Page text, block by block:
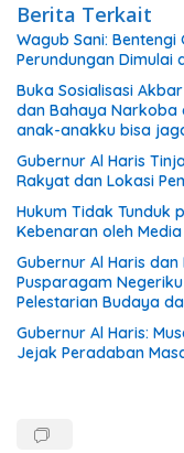
Berita Terkait
Wagub Sani: Bentengi
Perundungan Dimulai
Buka Sosialisasi
dan Bahaya Narkoba
anak-anakku bisa
tangan”
Gubernur Al Haris
Rakyat dan Lokasi
Hukum Tidak Tunduk
Kebenaran oleh
Gubernur Al Haris
Pusparagam
Pelestarian Budaya
Gubernur Al Haris:
Jejak Peradaban